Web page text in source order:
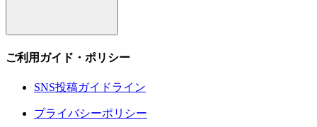
ご利用ガイド・ポリシー
SNS投稿ガイドライン
プライバシーポリシー